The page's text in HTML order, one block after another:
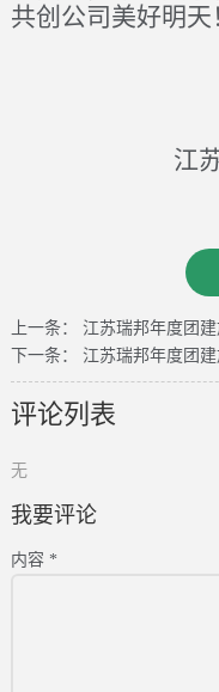
共创公司美好明天
江
上一条： 江苏瑞邦年度团
下一条： 江苏瑞邦年度团
评论列表
无
我要评论
内容 *